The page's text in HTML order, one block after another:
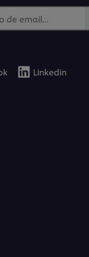
de email...
Linkedin